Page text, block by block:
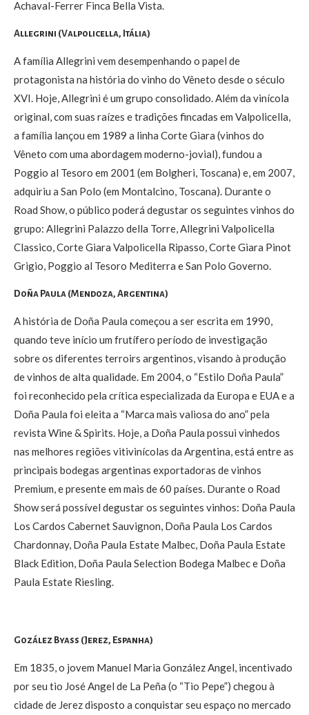
Achaval-Ferrer Finca Bella Vista.
Allegrini (Valpolicella, Itália)
A família Allegrini vem desempenhando o papel de
protagonista na história do vinho do Vêneto desde o século
XVI. Hoje, Allegrini é um grupo consolidado. Além da vinícola
original, com suas raízes e tradições fincadas em Valpolicella,
a família lançou em 1989 a linha Corte Giara (vinhos do
Vêneto com uma abordagem moderno-jovial), fundou a
Poggio al Tesoro em 2001 (em Bolgheri, Toscana) e, em 2007,
adquiriu a San Polo (em Montalcino, Toscana). Durante o
Road Show, o público poderá degustar os seguintes vinhos do
grupo: Allegrini Palazzo della Torre, Allegrini Valpolicella
Classico, Corte Giara Valpolicella Ripasso, Corte Giara Pinot
Grigio, Poggio al Tesoro Mediterra e San Polo Governo.
Doña Paula (Mendoza, Argentina)
A história de Doña Paula começou a ser escrita em 1990,
quando teve início um frutífero período de investigação
sobre os diferentes terroirs argentinos, visando à produção
de vinhos de alta qualidade. Em 2004, o “Estilo Doña Paula”
foi reconhecido pela crítica especializada da Europa e EUA e a
Doña Paula foi eleita a “Marca mais valiosa do ano” pela
revista Wine & Spirits. Hoje, a Doña Paula possui vinhedos
nas melhores regiões vitivinícolas da Argentina, está entre as
principais bodegas argentinas exportadoras de vinhos
Premium, e presente em mais de 60 países. Durante o Road
Show será possível degustar os seguintes vinhos: Doña Paula
Los Cardos Cabernet Sauvignon, Doña Paula Los Cardos
Chardonnay, Doña Paula Estate Malbec, Doña Paula Estate
Black Edition, Doña Paula Selection Bodega Malbec e Doña
Paula Estate Riesling.
Gozález Byass (Jerez, Espanha)
Em 1835, o jovem Manuel Maria González Angel, incentivado
por seu tio José Angel de La Peña (o “Tio Pepe”) chegou à
cidade de Jerez disposto a conquistar seu espaço no mercado